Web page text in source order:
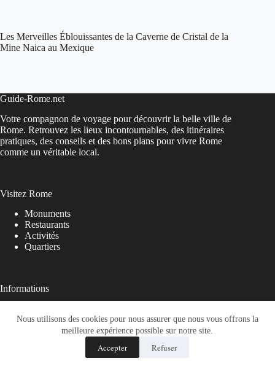
Nous utilisons des cookies pour nous assurer que nous vous offrons la
meilleure expérience possible sur notre site.
Accepter Refuser
Les Merveilles Éblouissantes de la Caverne de Cristal de la
Mine Naica au Mexique
Guide-Rome.net
Votre compagnon de voyage pour découvrir la belle ville de
Rome. Retrouvez les lieux incontournables, des itinéraires
pratiques, des conseils et des bons plans pour vivre Rome
comme un véritable local.
Visitez Rome
Monuments
Restaurants
Activités
Quartiers
Informations
Contactez-nous